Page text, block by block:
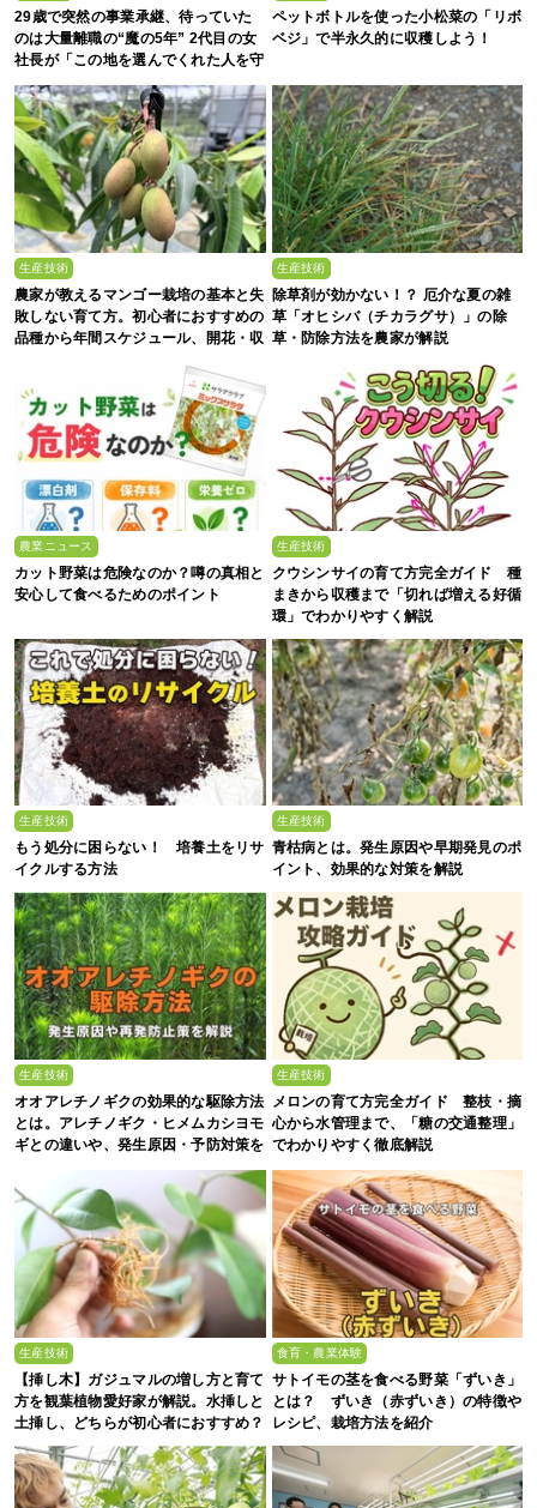
29歳で突然の事業承継、待っていた
のは大量離職の“魔の5年” 2代目の女
社長が「この地を選んでくれた人を守
る」と誓った日
ペットボトルを使った小松菜の「リボ
ベジ」で半永久的に収穫しよう！
生産技術
農家が教えるマンゴー栽培の基本と失
敗しない育て方。初心者におすすめの
品種から年間スケジュール、開花・収
生産技術
除草剤が効かない！？ 厄介な夏の雑
草「オヒシバ（チカラグサ）」の除
草・防除方法を農家が解説
農業ニュース
カット野菜は危険なのか？噂の真相と
安心して食べるためのポイント
生産技術
クウシンサイの育て方完全ガイド 種
まきから収穫まで「切れば増える好循
環」でわかりやすく解説
生産技術
もう処分に困らない！ 培養土をリサ
イクルする方法
生産技術
青枯病とは。発生原因や早期発見のポ
イント、効果的な対策を解説
生産技術
オオアレチノギクの効果的な駆除方法
とは。アレチノギク・ヒメムカシヨモ
ギとの違いや、発生原因・予防対策を
生産技術
メロンの育て方完全ガイド 整枝・摘
心から水管理まで、「糖の交通整理」
でわかりやすく徹底解説
生産技術
【挿し木】ガジュマルの増し方と育て
方を観葉植物愛好家が解説。水挿しと
土挿し、どちらが初心者におすすめ？
食育・農業体験
サトイモの茎を食べる野菜「ずいき」
とは？ ずいき（赤ずいき）の特徴や
レシピ、栽培方法を紹介